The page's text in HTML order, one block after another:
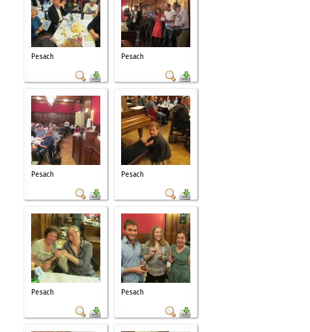
Pesach Pesach
Pesach Pesach
Pesach Pesach